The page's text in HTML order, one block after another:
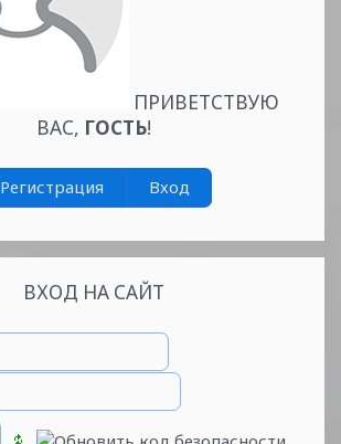
ПРИВЕТСТВУЮ
ВАС, ГОСТЬ!
Регистрация Вход
ВХОД НА САЙТ